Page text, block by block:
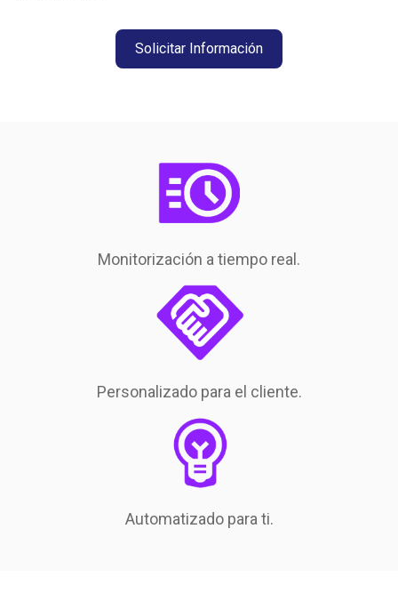
Solicitar Información
Monitorización a tiempo real.
Personalizado para el cliente.
Automatizado para ti.